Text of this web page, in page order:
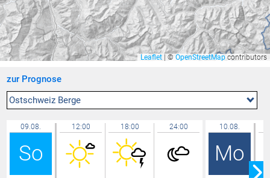
35,1 °C Feldkirch Altenstadt Feuerwehr
35,1 °C Mauren
34,9 °C Niederuzwil
34,9 °C Gamprin
34,9 °C
34,9 °C
34,7 °C Feldkirch Gisingen
34,7 °C Egg - Gerbe
Sirnach
Leaflet © OpenStreetMap contributors
zur Prognose
Ostschweiz Berge
09.08.
So
12:00 18:00 24:00 10.08.
Mo